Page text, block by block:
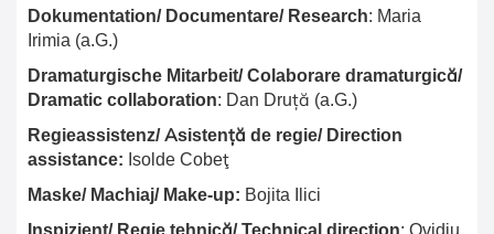
Dokumentation/ Documentare/ Research: Maria
Irimia (a.G.)
Dramaturgische Mitarbeit/ Colaborare dramaturgică/
Dramatic collaboration: Dan Druță (a.G.)
Regieassistenz/ Asistență de regie/ Direction
assistance: Isolde Cobeţ
Maske/ Machiaj/ Make-up: Bojita Ilici
Inspizient/ Regie tehnică/ Technical direction: Ovidiu